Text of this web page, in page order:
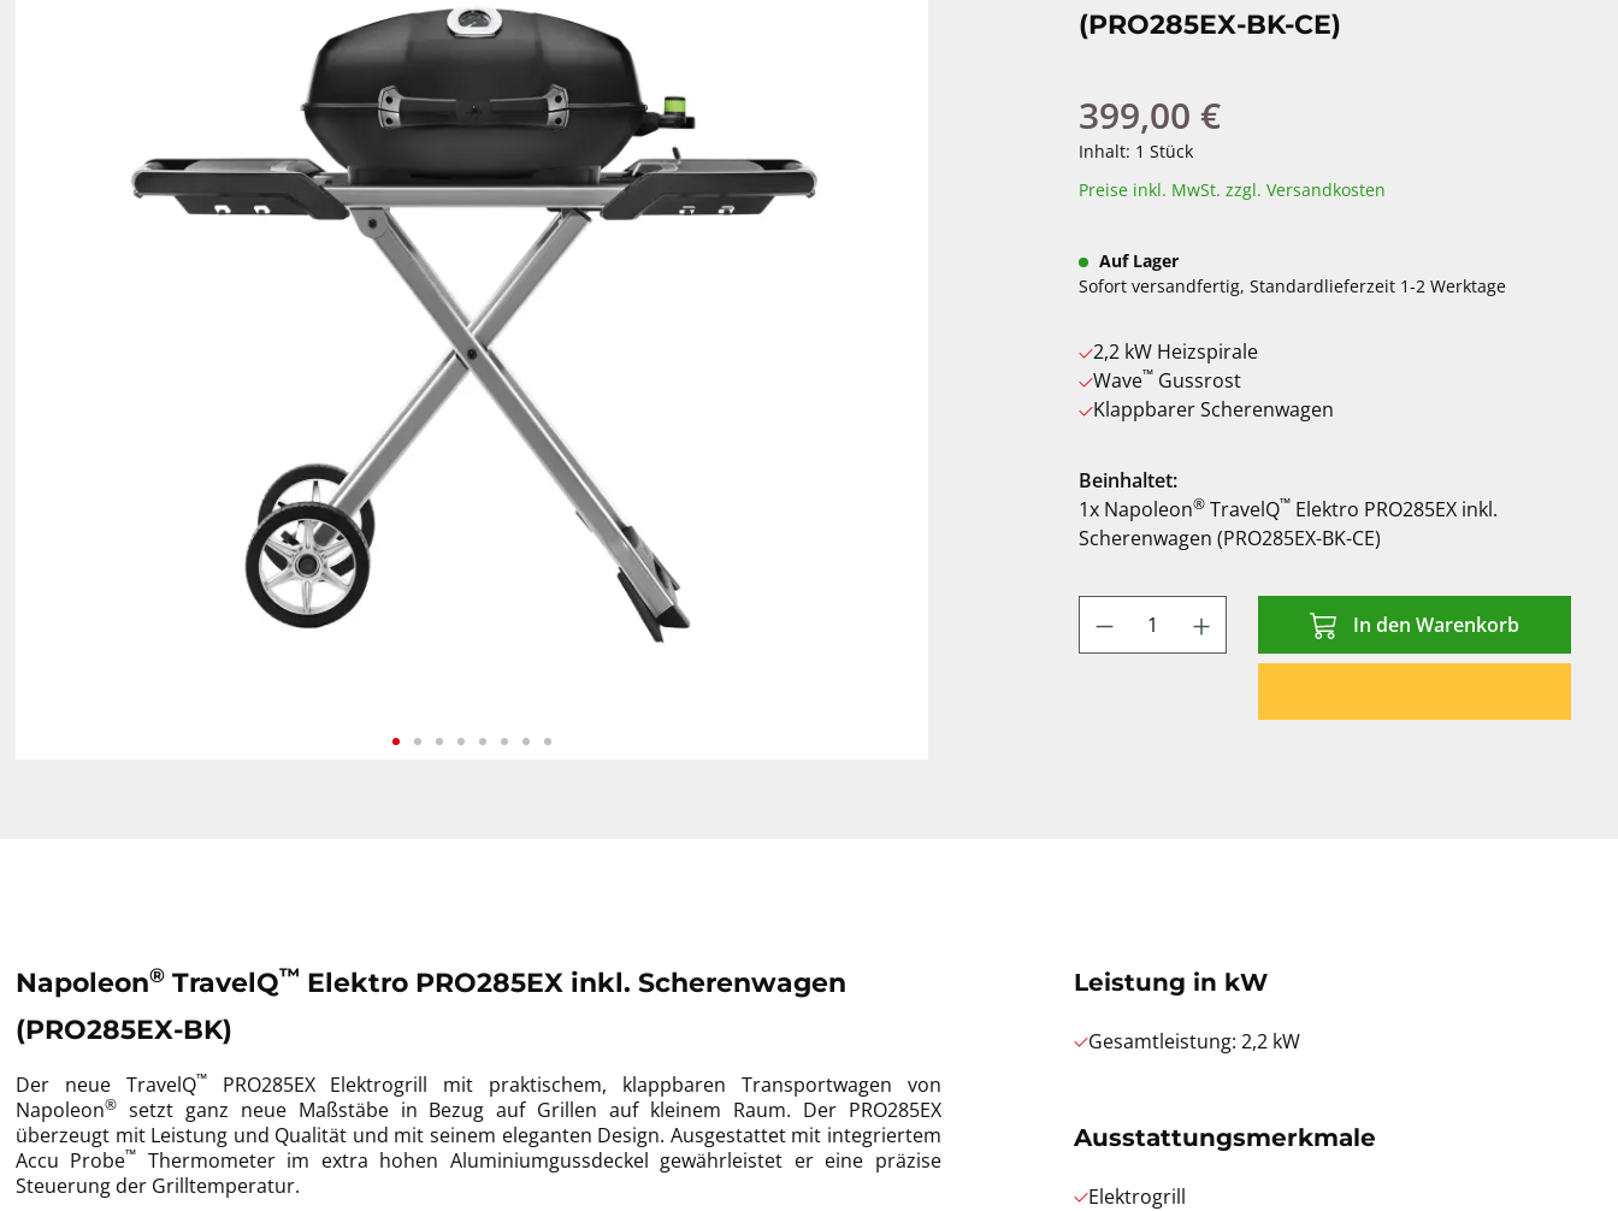
(PRO285EX-BK-CE)
Regulärer Preis:
399,00 €
Inhalt: 1 Stück
Preise inkl. MwSt. zzgl. Versandkosten
Auf Lager
Sofort versandfertig, Standardlieferzeit 1-2 Werktage
2,2 kW Heizspirale
Wave™ Gussrost
Klappbarer Scherenwagen
Beinhaltet:
1x Napoleon® TravelQ™ Elektro PRO285EX inkl.
Scherenwagen (PRO285EX-BK-CE)
Produkt Anzahl: Gib denIn den Warenkorb
Napoleon® TravelQ™ Elektro PRO285EX inkl. Scherenwagen
(PRO285EX-BK)
Der neue TravelQ™PRO285EX Elektrogrill mit praktischem, klappbaren Transportwagen von
Napoleon® setzt ganz neue Maßstäbe in Bezug auf Grillen auf kleinem Raum. Der PRO285EX
überzeugt mit Leistung und Qualität und mit seinem eleganten Design. Ausgestattet mit integriertem
Accu Probe™ Thermometer im extra hohen Aluminiumgussdeckel gewährleistet er eine präzise
Steuerung der Grilltemperatur.
Leistung in kW
Gesamtleistung: 2,2 kW
Ausstattungsmerkmale
Elektrogrill